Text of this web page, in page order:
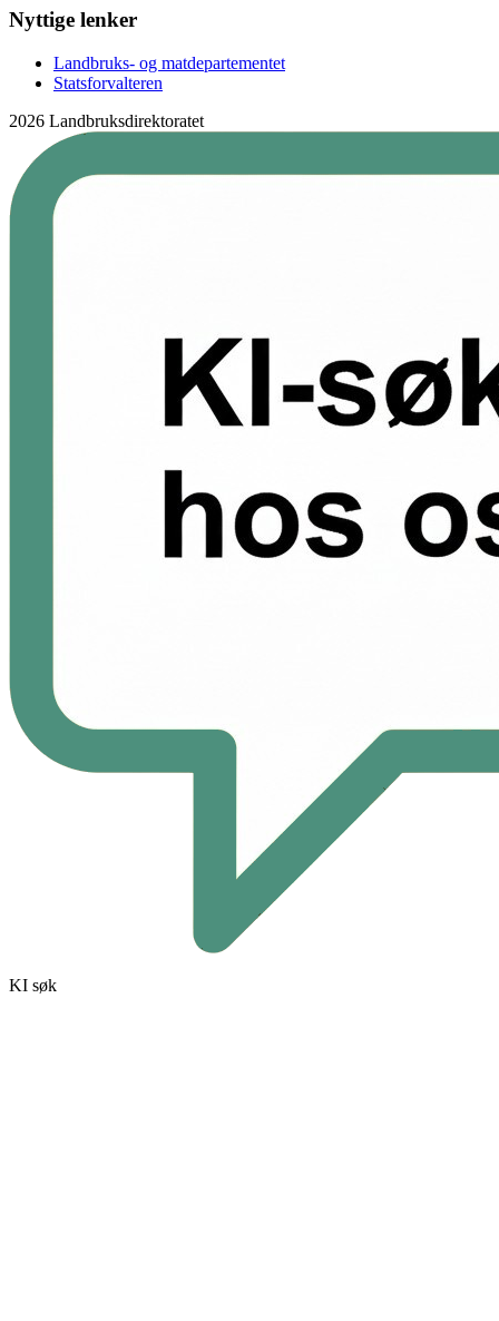
Nyttige lenker
Landbruks- og matdepartementet
Statsforvalteren
2026 Landbruksdirektoratet
KI søk